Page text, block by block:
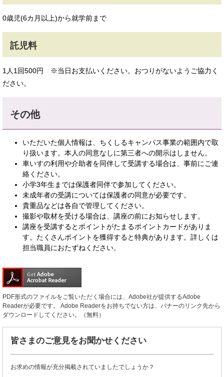
0歳児(6カ月以上)から就学前まで
託児料
1人1回500円 ※当日お支払いください。おつりがないようご協力く
ださい。
その他
いただいた個人情報は、ちくしるキャンパス事業の範囲内で取
り扱います。本人の同意なしに第三者への開示はしません。
車いすの利用や介助者を同伴して受講する場合は、事前にご連
絡ください。
小学3年生までは保護者同伴で参加してください。
未成年者の受講については保護者の同意が必要です。
貴重品などは各自で管理してください。
撮影や取材を受ける場合は、講座の前にお知らせします。
講座を受講するとポイントがたまるポイントカードがありま
す。たくさんポイントを獲得すると特典があります。詳しくは
担当職員におたずねください。
PDF形式のファイルをご覧いただく場合には、Adobe社が提供するAdobe
Readerが必要です。
Adobe Readerをお持ちでない方は、バナーのリンク先から
ダウンロードしてください。（無料）
皆さまのご意見をお聞かせください
お求めの情報が充分掲載されていましたでしょうか？